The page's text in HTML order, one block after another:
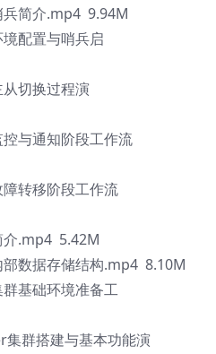
简介.mp4 9.94M
配置与哨兵启
切换过程演
与通知阶段工作流
转移阶段工作流
.mp4 5.42M
数据存储结构.mp4 8.10M
基础环境准备工
群搭建与基本功能演